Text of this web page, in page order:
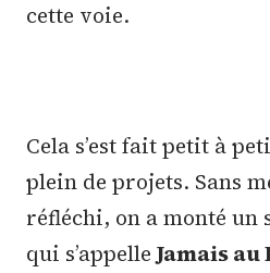
cette voie.
Cela s’est fait petit à
plein de projets. Sans
réfléchi, on a monté un
qui s’appelle Jamais au